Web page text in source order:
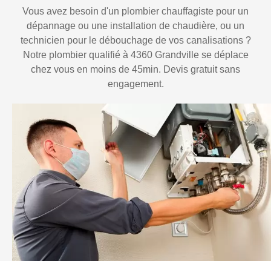
Vous avez besoin d'un plombier chauffagiste pour un
dépannage ou une installation de chaudière, ou un
technicien pour le débouchage de vos canalisations ?
Notre plombier qualifié à 4360 Grandville se déplace
chez vous en moins de 45min. Devis gratuit sans
engagement.